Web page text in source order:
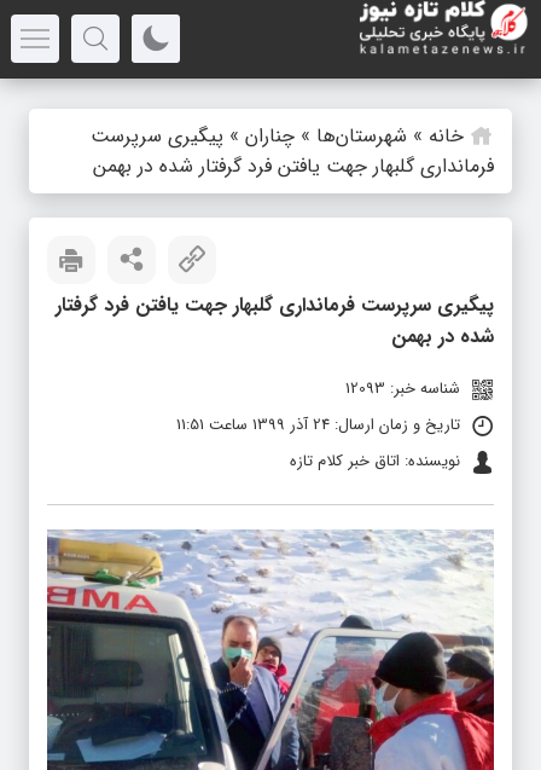
خانه » شهرستان‌ها » چناران » پیگیری سرپرست
فرمانداری گلبهار جهت یافتن فرد گرفتار شده در بهمن
پیگیری سرپرست فرمانداری گلبهار جهت یافتن فرد گرفتار
شده در بهمن
شناسه خبر: 12093
تاریخ و زمان ارسال: 24 آذر 1399 ساعت 11:51
نویسنده: اتاق خبر کلام تازه